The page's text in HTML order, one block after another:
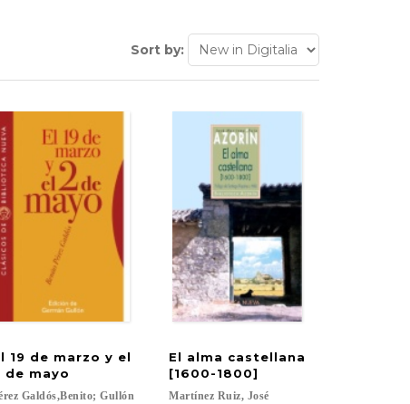
Sort by:
19 de marzo y el
de mayo
Galdós,Benito; Gullón
El alma castellana
[1600-1800]
Martínez Ruiz, José